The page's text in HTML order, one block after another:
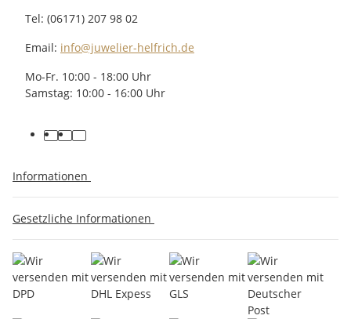
Tel: (06171) 207 98 02
Email: info@juwelier-helfrich.de
Mo-Fr. 10:00 - 18:00 Uhr
Samstag: 10:00 - 16:00 Uhr
Informationen
Gesetzliche Informationen